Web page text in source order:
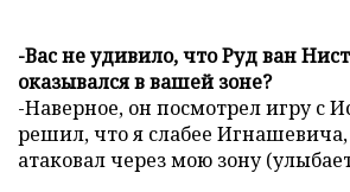
-Вас не удивило, что Руд ван
оказывался в вашей зоне?
-Наверное, он посмотрел игру с
решил, что я слабее
атаковал через мою зону